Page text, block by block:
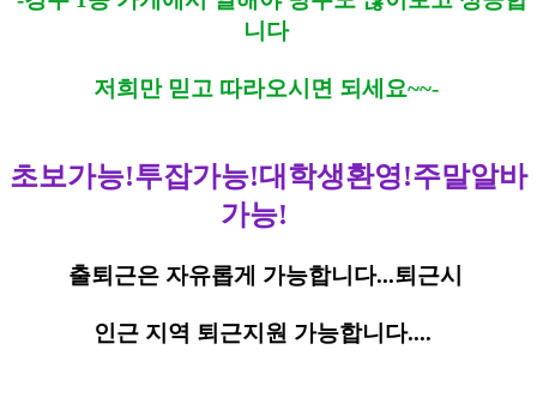
니다
저희만 믿고 따라오시면 되세요~~-
초보가능!투잡가능!대학생환영!주말알바
가능!
출퇴근은 자유롭게 가능합니다...퇴근시
인근 지역 퇴근지원 가능합니다....